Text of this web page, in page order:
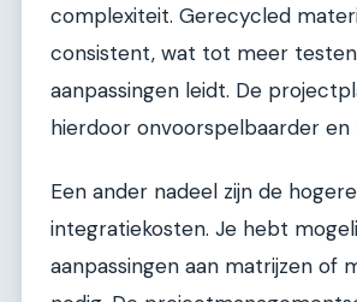
complexiteit. Gerecycled
consistent, wat tot meer
aanpassingen leidt. De
hierdoor onvoorspelbaarder en
Een ander nadeel zijn de hogere
integratiekosten. Je hebt
aanpassingen aan matrijzen of